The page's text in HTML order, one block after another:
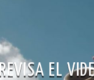
EL